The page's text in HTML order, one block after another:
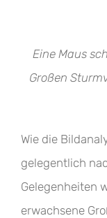
Eine Maus
Großen
Wie die
gelegentlich
Gelegenheiten
erwachsene